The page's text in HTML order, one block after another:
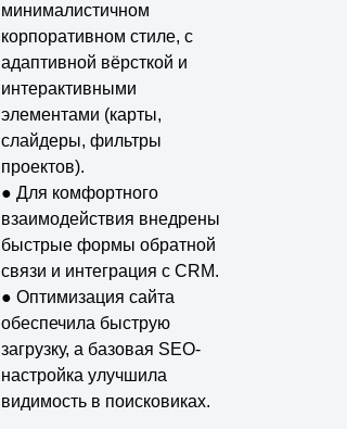
минималистичном
корпоративном стиле, с
адаптивной вёрсткой и
интерактивными
элементами (карты,
слайдеры, фильтры
проектов).
● Для комфортного
взаимодействия внедрены
быстрые формы обратной
связи и интеграция с CRM.
● Оптимизация сайта
обеспечила быструю
загрузку, а базовая SEO-
настройка улучшила
видимость в поисковиках.